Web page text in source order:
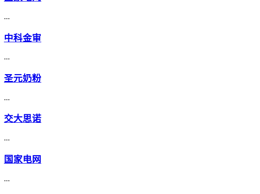
...
中科金审
...
圣元奶粉
...
交大思诺
...
国家电网
...